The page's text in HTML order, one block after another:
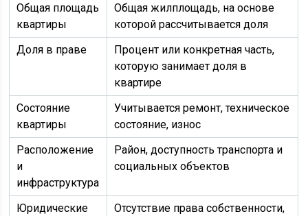
Общая площадь
квартиры
Общая жилплощадь, на основе
которой рассчитывается доля
Доля в праве
Процент или конкретная часть,
которую занимает доля в
квартире
Состояние
квартиры
Учитывается ремонт, техническое
состояние, износ
Расположение
и
инфраструктура
Район, доступность транспорта и
социальных объектов
Юридические
Отсутствие права собственности,